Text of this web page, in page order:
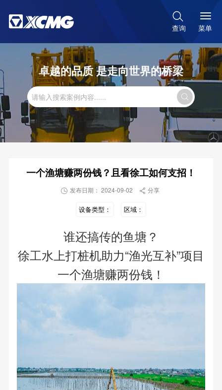

查询 菜单
卓越的品质 是走向世界的桥梁

一个渔塘赚两份钱？且看徐工如何支招！
 发布日期： 2024-09-02  分享
设备类型： 区域：
谁还搞传的鱼塘？
徐工水上打桩机助力“渔光互补”项目
一个渔塘赚两份钱！